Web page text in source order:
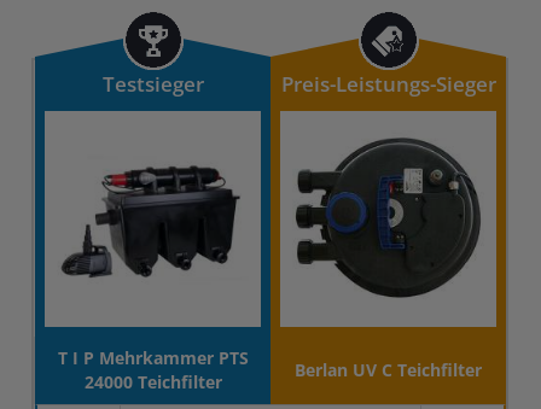
Testsieger Preis-Leistungs-Sieger
T I P Mehrkammer PTS
24000 Teichfilter
Berlan UV C Teichfilter